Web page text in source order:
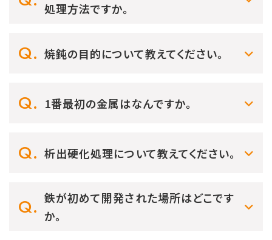
処理方法ですか。
焼鈍の目的について教えてください。
1番最初の金属はなんですか。
析出硬化処理について教えてください。
鉄が初めて開発された場所はどこです
か。